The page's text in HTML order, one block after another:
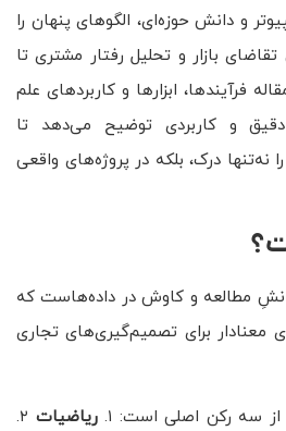
و دانش حوزه‌ای، الگوهای پنهان را
بازار و تحلیل رفتار مشتری تا
فرآیندها، ابزارها و کاربردهای علم
و کاربردی توضیح می‌دهد تا
نه‌تنها درک، بلکه در پروژه‌های واقعی
مطالعه و کاوش در داده‌هاست که
برای تصمیم‌گیری‌های تجاری
از سه رکن اصلی است: ۱. ریاضیات